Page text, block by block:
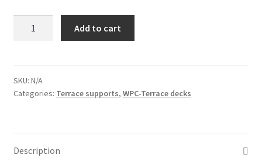
(38
mm
quantity
Add to cart
SKU: N/A
Categories: Terrace supports, WPC-Terrace decks
Description